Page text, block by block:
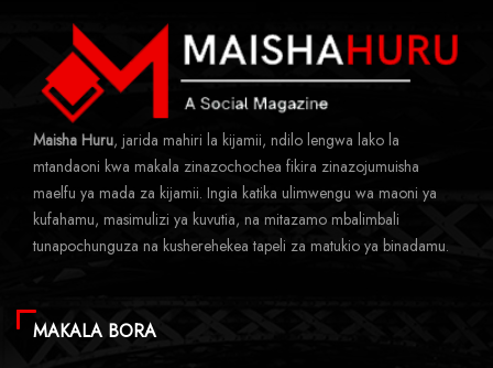
Maisha Huru, jarida mahiri la kijamii, ndilo lengwa lako la
mtandaoni kwa makala zinazochochea fikira zinazojumuisha
maelfu ya mada za kijamii. Ingia katika ulimwengu wa maoni ya
kufahamu, masimulizi ya kuvutia, na mitazamo mbalimbali
tunapochunguza na kusherehekea tapeli za matukio ya binadamu.
MAKALA BORA